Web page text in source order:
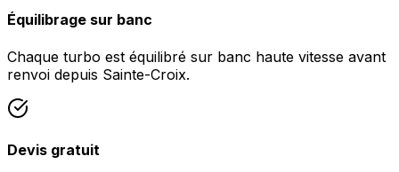
Équilibrage sur banc
Chaque turbo est équilibré sur banc haute vitesse avant
renvoi depuis Sainte-Croix.
Devis gratuit